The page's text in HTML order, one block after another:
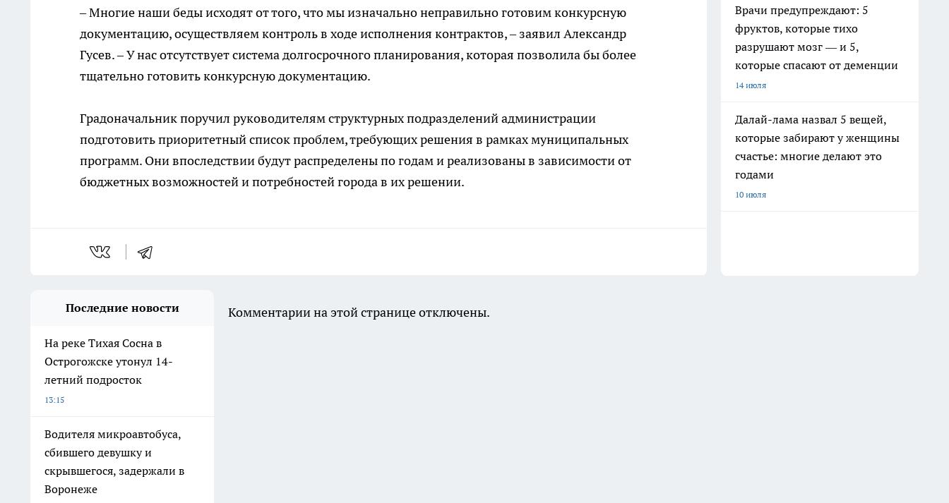
– Многие наши беды исходят от того, что мы изначально неправильно готовим конкурсную
документацию, осуществляем контроль в ходе исполнения контрактов, – заявил Александр
Гусев. – У нас отсутствует система долгосрочного планирования, которая позволила бы более
тщательно готовить конкурсную документацию.
Градоначальник поручил руководителям структурных подразделений администрации
подготовить приоритетный список проблем, требующих решения в рамках муниципальных
программ. Они впоследствии будут распределены по годам и реализованы в зависимости от
бюджетных возможностей и потребностей города в их решении.
Врачи предупреждают: 5
фруктов, которые тихо
разрушают мозг — и 5,
которые спасают от деменции
14 июля
Далай-лама назвал 5 вещей,
которые забирают у женщины
счастье: многие делают это
годами
10 июля
Последние новости
На реке Тихая Сосна в
Острогожске утонул 14-
летний подросток
13:15
Водителя микроавтобуса,
сбившего девушку и
скрывшегося, задержали в
Воронеже
Комментарии на этой странице отключены.